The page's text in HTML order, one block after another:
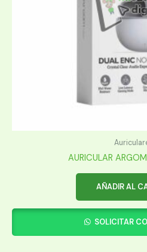
AURICULAR
AÑADIR AL
SOLICITAR